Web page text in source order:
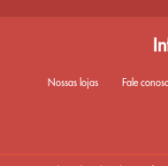
Nossas lojas Fale